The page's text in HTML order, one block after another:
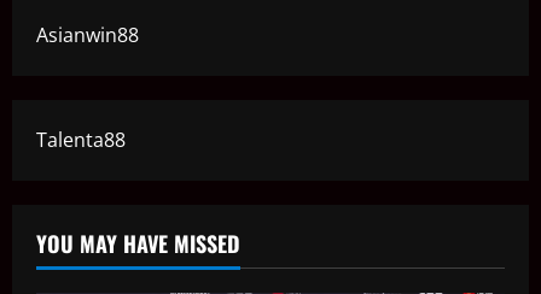
Asianwin88
Talenta88
YOU MAY HAVE MISSED